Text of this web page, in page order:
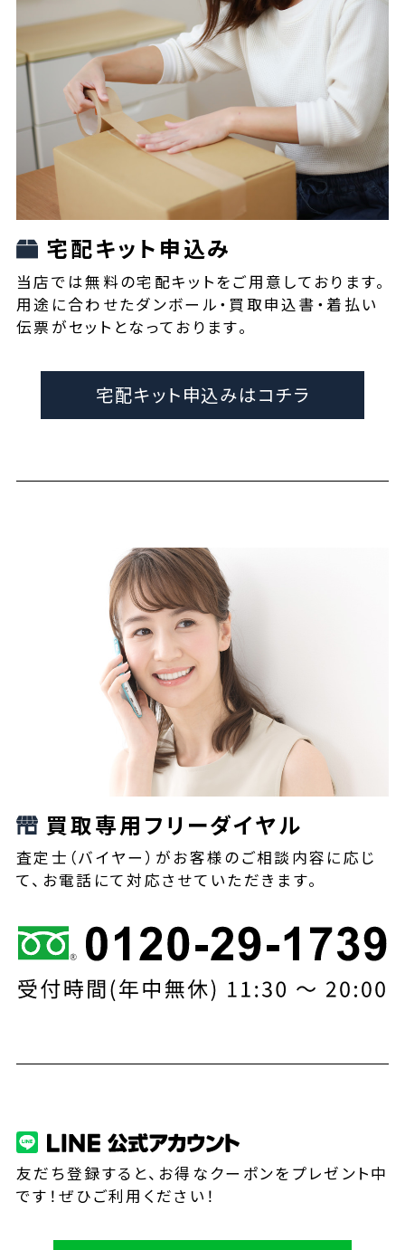
宅配キット申込み
当店では無料の宅配キットをご用意しております。
用途に合わせたダンボール・買取申込書・着払い
伝票がセットとなっております。
宅配キット申込みはコチラ
買取専用フリーダイヤル
査定士（バイヤー）がお客様のご相談内容に応じ
て、お電話にて対応させていただきます。
友だち登録すると、お得なクーポンをプレゼント中
です！ぜひご利用ください！